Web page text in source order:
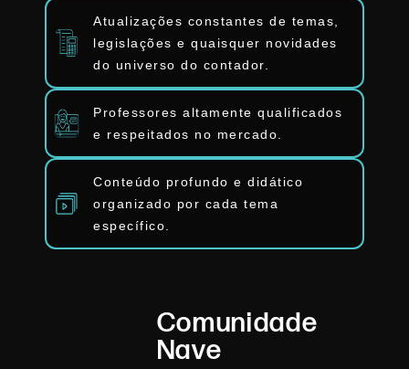
Atualizações constantes de temas,
legislações e quaisquer novidades
do universo do contador.
Professores altamente qualificados
e respeitados no mercado.
Conteúdo profundo e didático
organizado por cada tema
específico.
Comunidade
Nave